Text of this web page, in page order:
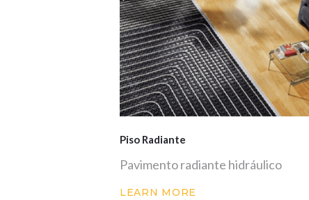
Piso Radiante
Pavimento radiante hidráulico
LEARN MORE